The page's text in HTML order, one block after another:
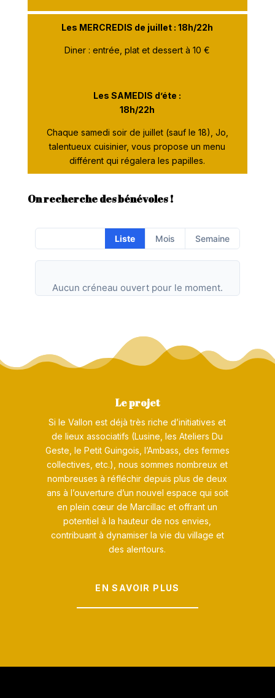
Les MERCREDIS de juillet : 18h/22h
Diner : entrée, plat et dessert à 10 €
Les SAMEDIS d’éte :
18h/22h
Chaque samedi soir de juillet (sauf le 18), Jo,
talentueux cuisinier, vous propose un menu
différent qui régalera les papilles.
On recherche des bénévoles !
Liste Mois Semaine
Aucun créneau ouvert pour le moment.
Le projet
Si le Vallon est déjà très riche d’initiatives et
de lieux associatifs (Lusine, les Ateliers Du
Geste, le Petit Guingois, l’Ambass, des fermes
collectives, etc.), nous sommes nombreux et
nombreuses à réfléchir depuis plus de deux
ans à l’ouverture d’un nouvel espace qui soit
en plein cœur de Marcillac et offrant un
potentiel à la hauteur de nos envies,
contribuant à dynamiser la vie du village et
des alentours.
EN SAVOIR PLUS